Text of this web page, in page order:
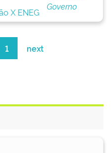
X ENEG
Governo
1 next